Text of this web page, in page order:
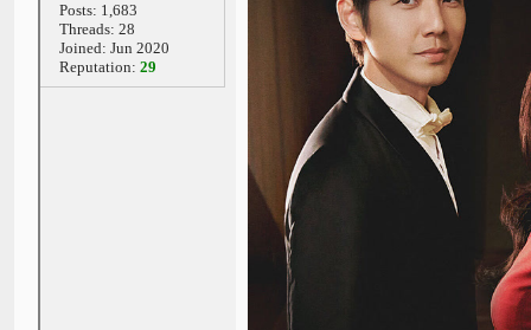
Posts: 1,683
Threads: 28
Joined: Jun 2020
Reputation: 29